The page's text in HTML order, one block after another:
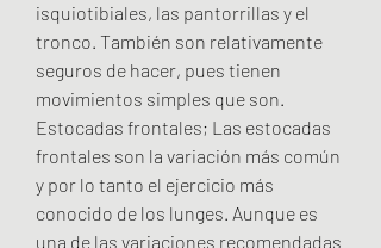
isquiotibiales, las pantorrillas y el
tronco. También son relativamente
seguros de hacer, pues tienen
movimientos simples que son.
Estocadas frontales; Las estocadas
frontales son la variación más común
y por lo tanto el ejercicio más
conocido de los lunges. Aunque es
una de las variaciones recomendadas